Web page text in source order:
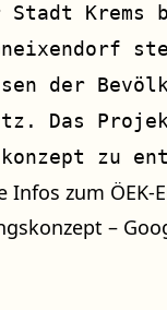
Krems
der
Das
zu
Infos zum
–